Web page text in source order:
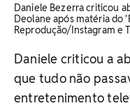
Daniele Bezerra criticou
Deolane após matéria do
Reprodução/Instagram e
Daniele criticou a
que tudo não
entretenimento